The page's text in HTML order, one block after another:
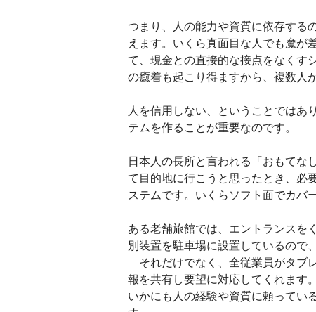
つまり、人の能力や資質に依存する
えます。いくら真面目な人でも魔が
て、現金との直接的な接点をなくす
の癒着も起こり得ますから、複数人
人を信用しない、ということではあ
テムを作ることが重要なのです。
日本人の長所と言われる「おもてな
て目的地に行こうと思ったとき、必
ステムです。いくらソフト面でカ
ある老舗旅館では、エントランスを
別装置を駐車場に設置しているので
それだけでなく、全従業員がタブ
報を共有し要望に対応してくれます
いかにも人の経験や資質に頼ってい